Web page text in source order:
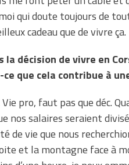
qui doute toujours de
cadeau que de vivre ça.
la décision de vivre en
ce que cela contribue à
pro, faut pas que déc.
nos salaires seraient
de vie que nous
et la montagne face à